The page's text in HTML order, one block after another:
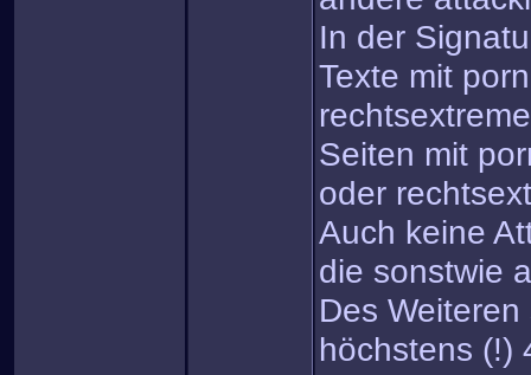
In der
Texte mit
Seiten mit
oder
Auch keine
die sonstwie
Des
höchstens (!)